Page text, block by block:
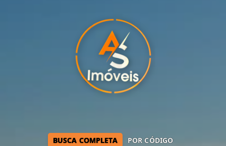
BUSCA COMPLETA POR CÓDIGO